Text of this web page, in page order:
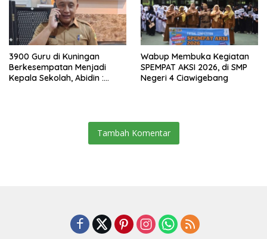
3900 Guru di Kuningan
Berkesempatan Menjadi
Kepala Sekolah, Abidin :
Wabup Membuka Kegiatan
SPEMPAT AKSI 2026, di SMP
Negeri 4 Ciawigebang
Tambah Komentar